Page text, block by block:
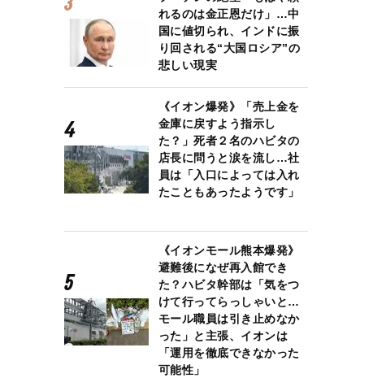
れるのは金正恩だけ」…中
国に値切られ、インドに振
り回される“大国ロシア”の
悲しい現実
《イオン爆発》「売上金を
金庫に戻すよう指示し
た？」死者２名のハビタの
店長に問うと涙を流し…社
員は「入口によっては入れ
たこともあったようです」
《イオンモール熊本爆発》
避難後になぜ再入館でき
た？ハビタ幹部は「気をつ
けて行ってらっしゃいと…
モール職員は引き止めなか
った」と主張、イオンは
「運用を徹底できなかった
可能性」